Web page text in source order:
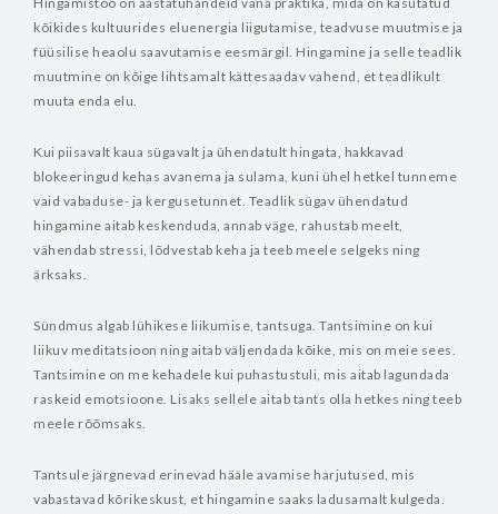
kõikides kultuurides eluenergia liigutamise, teadvuse muutmise ja
füüsilise heaolu saavutamise eesmärgil. Hingamine ja selle teadlik
muutmine on kõige lihtsamalt kättesaadav vahend, et teadlikult
muuta enda elu.
Kui piisavalt kaua sügavalt ja ühendatult hingata, hakkavad
blokeeringud kehas avanema ja sulama, kuni ühel hetkel tunneme
vaid vabaduse- ja kergusetunnet. Teadlik sügav ühendatud
hingamine aitab keskenduda, annab väge, rahustab meelt,
vähendab stressi, lõdvestab keha ja teeb meele selgeks ning
ärksaks.
Sündmus algab lühikese liikumise, tantsuga. Tantsimine on kui
liikuv meditatsioon ning aitab väljendada kõike, mis on meie sees.
Tantsimine on me kehadele kui puhastustuli, mis aitab lagundada
raskeid emotsioone. Lisaks sellele aitab tants olla hetkes ning teeb
meele rõõmsaks.
Tantsule järgnevad erinevad hääle avamise harjutused, mis
vabastavad kõrikeskust, et hingamine saaks ladusamalt kulgeda.